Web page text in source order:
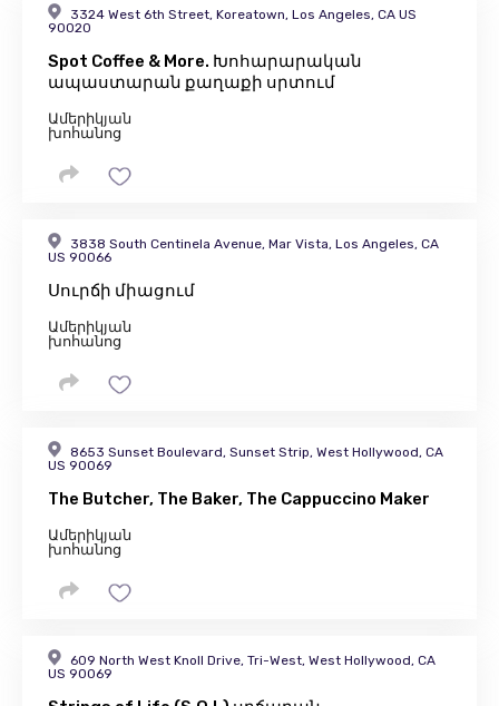
3324 West 6th Street, Koreatown, Los Angeles, CA US
90020
Spot Coffee & More. Խոհարարական
ապաստարան քաղաքի սրտում
Ամերիկյան
խոհանոց
3838 South Centinela Avenue, Mar Vista, Los Angeles, CA
US 90066
Սուրճի միացում
Ամերիկյան
խոհանոց
8653 Sunset Boulevard, Sunset Strip, West Hollywood, CA
US 90069
The Butcher, The Baker, The Cappuccino Maker
Ամերիկյան
խոհանոց
609 North West Knoll Drive, Tri-West, West Hollywood, CA
US 90069